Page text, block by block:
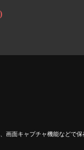
画面キャプチャ機能などで